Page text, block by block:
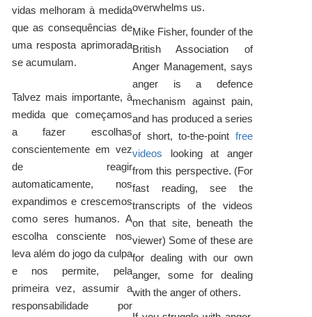
vidas melhoram à medida
que as consequências de
uma resposta aprimorada
se acumulam.
Talvez mais importante, à
medida que começamos
a fazer escolhas
conscientemente em vez
de reagir
automaticamente, nos
expandimos e crescemos
como seres humanos. A
escolha consciente nos
leva além do jogo da culpa
e nos permite, pela
primeira vez, assumir a
responsabilidade por
overwhelms us.
Mike Fisher, founder of the
British Association of
Anger Management, says
anger is a defence
mechanism against pain,
and has produced a series
of short, to-the-point free
videos looking at anger
from this perspective. (For
fast reading, see the
transcripts of the videos
on that site, beneath the
viewer) Some of these are
for dealing with our own
anger, some for dealing
with the anger of others.